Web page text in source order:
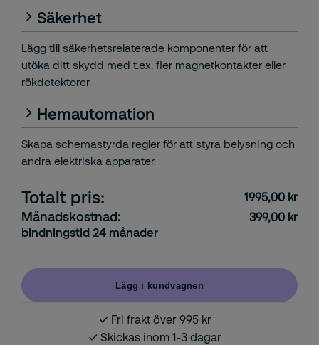
Säkerhet
Lägg till säkerhetsrelaterade komponenter för att
utöka ditt skydd med t.ex. fler magnetkontakter eller
rökdetektorer.
Hemautomation
Skapa schemastyrda regler för att styra belysning och
andra elektriska apparater.
Totalt pris: 1995,00 kr
Månadskostnad: 399,00 kr
bindningstid 24 månader
Fri frakt över 995 kr
Skickas inom 1-3 dagar